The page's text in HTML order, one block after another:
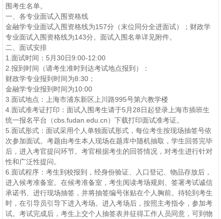
围考生名单。
一、各专业面试入围资格线
金融学专业面试入围资格线为157分（末位同分全进面试）；财政学
专业面试入围资格线为143分。面试入围名单详见附件。
二、面试安排
1.面试时间：5月30日9:00-12:00
2.报到时间（请考生准时到达考试地点报到）：
财政学专业报到时间为8:30；
金融学专业报到时间为10:00
3.面试地点：上海市浦东新区上川路995号第六教学楼
4.面试准考证打印：面试入围考生请于5月28日起登录上海市插班生
统一报名平台（cbs.fudan.edu.cn）下载打印面试准考证。
5.面试形式：面试采用个人单独面试形式，每位考生按现场抽签号依
次参加面试。考题由考生本人现场在题库中随机抽取，学生回答完毕
后，进入考官提问环节。考官根据考生的回答情况，对考生进行针对
性和广泛性提问。
6.面试程序：考生到校报到，经身份验证、入口登记、物品存放后，
进入候考准备室。在候考准备室，考生阅读考场规则、签署考试诚信
承诺书、进行现场抽签，并将抽签编号张贴在个人胸前。待轮到考生
时，在引导员引导下进入考场。进入考场后，按照主考指令，参加考
试。考试完成后，考生上交个人抽签表并征得工作人员同意，可到物